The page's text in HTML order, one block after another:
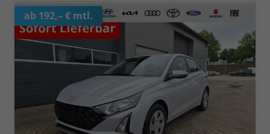
ab 192,– € mtl.